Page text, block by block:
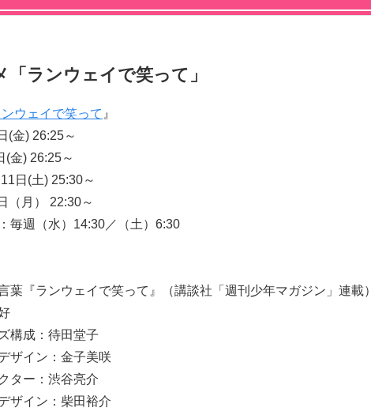
「ランウェイで笑って」
ウェイで笑って 』
(金) 26:25～
(金) 26:25～
日(土) 25:30～
（月） 22:30～
毎週（水）14:30／（土）6:30
葉『ランウェイで笑って』（講談社「週刊少年マガジン」連載）
構成：待田堂子
ザイン：金子美咲
ター：渋谷亮介
ザイン：柴田裕介